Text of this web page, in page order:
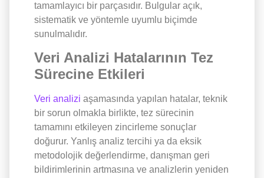
tamamlayıcı bir parçasıdır. Bulgular açık,
sistematik ve yöntemle uyumlu biçimde
sunulmalıdır.
Veri Analizi Hatalarının Tez
Sürecine Etkileri
Veri analizi aşamasında yapılan hatalar, teknik
bir sorun olmakla birlikte, tez sürecinin
tamamını etkileyen zincirleme sonuçlar
doğurur. Yanlış analiz tercihi ya da eksik
metodolojik değerlendirme, danışman geri
bildirimlerinin artmasına ve analizlerin yeniden